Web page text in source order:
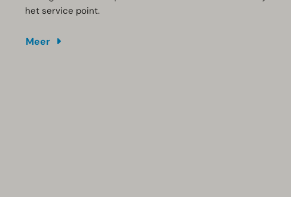
het service point.
Meer